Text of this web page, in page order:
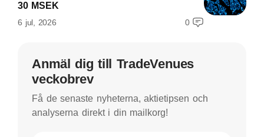
30 MSEK
6 jul, 2026 0
Anmäl dig till TradeVenues
veckobrev
Få de senaste nyheterna, aktietipsen och
analyserna direkt i din mailkorg!